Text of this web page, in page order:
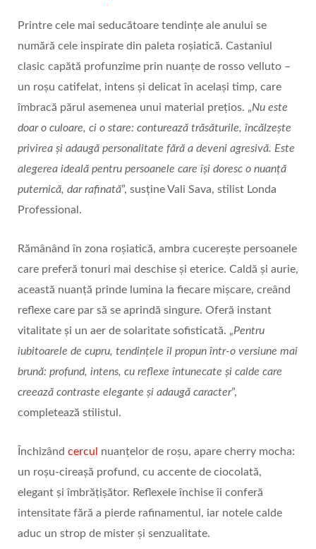
Printre cele mai seducătoare tendințe ale anului se
numără cele inspirate din paleta roșiatică. Castaniul
clasic capătă profunzime prin nuanțe de rosso velluto –
un roșu catifelat, intens și delicat în același timp, care
îmbracă părul asemenea unui material prețios. „Nu este
doar o culoare, ci o stare: conturează trăsăturile, încălzește
privirea și adaugă personalitate fără a deveni agresivă. Este
alegerea ideală pentru persoanele care își doresc o nuanță
puternică, dar rafinată”, susține Vali Sava, stilist Londa
Professional.
Rămânând în zona roșiatică, ambra cucerește persoanele
care preferă tonuri mai deschise și eterice. Caldă și aurie,
această nuanță prinde lumina la fiecare mișcare, creând
reflexe care par să se aprindă singure. Oferă instant
vitalitate și un aer de solaritate sofisticată. „Pentru
iubitoarele de cupru, tendințele îl propun într-o versiune mai
brună: profund, intens, cu reflexe întunecate și calde care
creează contraste elegante și adaugă caracter”,
completează stilistul.
Închizând cercul
nuanțelor de roșu, apare cherry mocha:
un roșu-cireașă profund, cu accente de ciocolată,
elegant și îmbrățișător. Reflexele închise îi conferă
intensitate fără a pierde rafinamentul, iar notele calde
aduc un strop de mister și senzualitate.